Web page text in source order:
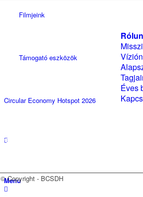
Filmjeink
Támogató eszközök
Circular Economy Hotspot 2026
Menu
Fejlődésért
Éves
© Copyright - BCSDH